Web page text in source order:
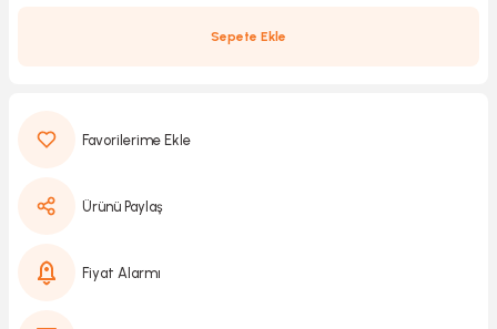
Sepete Ekle
Ürünü Paylaş
Fiyat Alarmı